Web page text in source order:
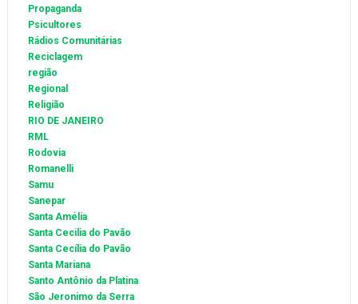
Propaganda
Psicultores
Rádios Comunitárias
Reciclagem
região
Regional
Religião
RIO DE JANEIRO
RML
Rodovia
Romanelli
Samu
Sanepar
Santa Amélia
Santa Cecilia do Pavão
Santa Cecília do Pavão
Santa Mariana
Santo Antônio da Platina
São Jeronimo da Serra